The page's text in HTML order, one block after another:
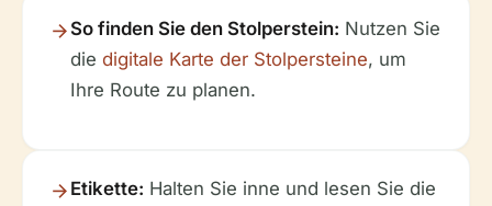
So finden Sie den Stolperstein: Nutzen Sie
die digitale Karte der Stolpersteine, um
Ihre Route zu planen.
Etikette: Halten Sie inne und lesen Sie die